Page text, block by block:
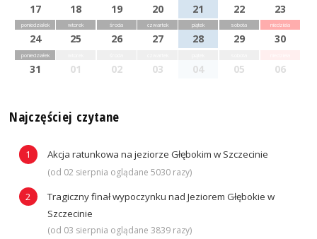
17 18 19 20 21 22 23
poniedziałek
24
wtorek
25
środa
26
czwartek
27
piątek
28
sobota
29
niedziela
30
poniedziałek
31 01 02 03 04 05 06
Najczęściej czytane
Akcja ratunkowa na jeziorze Głębokim w Szczecinie
(od 02 sierpnia oglądane 5030 razy)
Tragiczny finał wypoczynku nad Jeziorem Głębokie w
Szczecinie
(od 03 sierpnia oglądane 3839 razy)